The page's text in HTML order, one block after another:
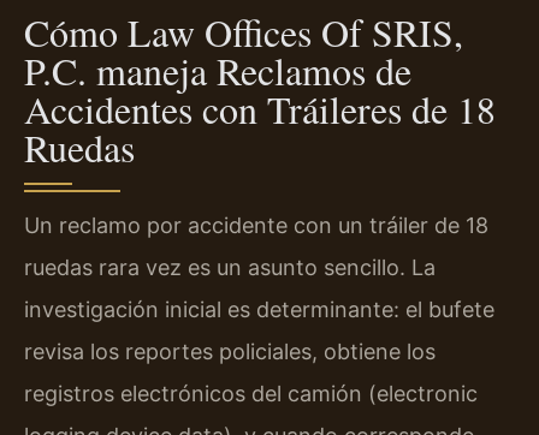
Cómo Law Offices Of SRIS,
P.C. maneja Reclamos de
Accidentes con Tráileres de 18
Ruedas
Un reclamo por accidente con un tráiler de 18
ruedas rara vez es un asunto sencillo. La
investigación inicial es determinante: el bufete
revisa los reportes policiales, obtiene los
registros electrónicos del camión (electronic